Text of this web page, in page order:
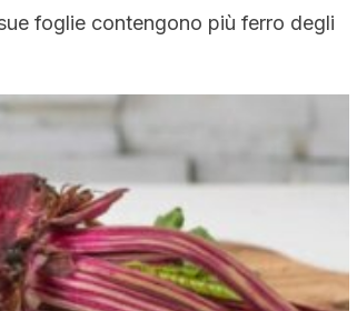
foglie contengono più ferro degli